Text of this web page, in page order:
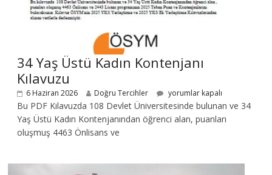
34 Yaş Üstü Kadın Kontenjanı
Kılavuzu
6 Haziran 2026 Doğru Tercihler yorumlar kapalı
Bu PDF Kılavuzda 108 Devlet Üniversitesinde bulunan ve 34
Yaş Üstü Kadın Kontenjanından öğrenci alan, puanları
oluşmuş 4463 Önlisans ve